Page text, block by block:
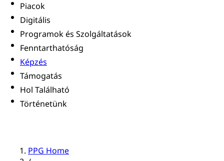
Piacok
Digitális
Programok és Szolgáltatások
Fenntarthatóság
Képzés
Támogatás
Hol Található
Történetünk
PPG Home